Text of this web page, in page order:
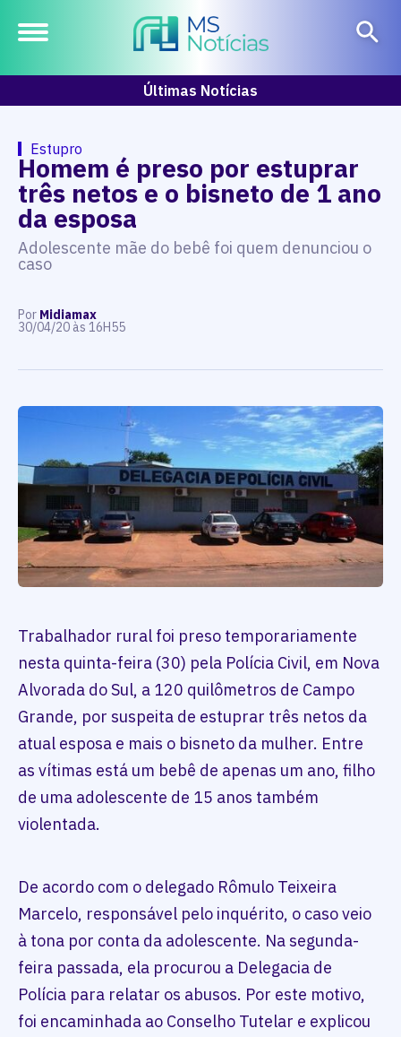
Últimas Notícias
Estupro
Homem é preso por estuprar
três netos e o bisneto de 1 ano
da esposa
Adolescente mãe do bebê foi quem denunciou o
caso
Por Midiamax
30/04/20 às 16H55
Trabalhador rural foi preso temporariamente
nesta quinta-feira (30) pela Polícia Civil, em Nova
Alvorada do Sul, a 120 quilômetros de Campo
Grande, por suspeita de estuprar três netos da
atual esposa e mais o bisneto da mulher. Entre
as vítimas está um bebê de apenas um ano, filho
de uma adolescente de 15 anos também
violentada.
De acordo com o delegado Rômulo Teixeira
Marcelo, responsável pelo inquérito, o caso veio
à tona por conta da adolescente. Na segunda-
feira passada, ela procurou a Delegacia de
Polícia para relatar os abusos. Por este motivo,
foi encaminhada ao Conselho Tutelar e explicou